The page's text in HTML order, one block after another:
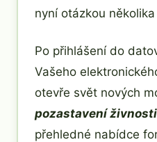
nyní otázkou
Po přihlášení do
Vašeho
otevře svět nových
pozastavení živnosti
přehledné nabídce